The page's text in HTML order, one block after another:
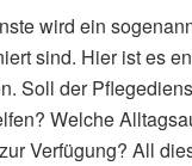
wird ein
sind. Hier ist es
Soll der
Welche
Verfügung? All